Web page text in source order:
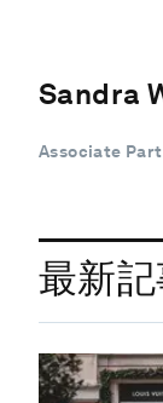
Sandra
Associate
最新